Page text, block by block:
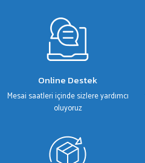
Online Destek
Mesai saatleri içinde sizlere yardımcı
oluyoruz